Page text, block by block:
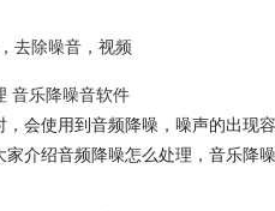
，去除噪音 ，视频
音乐降噪音软件
，会使用到音频降噪 ，噪声的出现
家介绍音频降噪怎么处理，音乐降噪